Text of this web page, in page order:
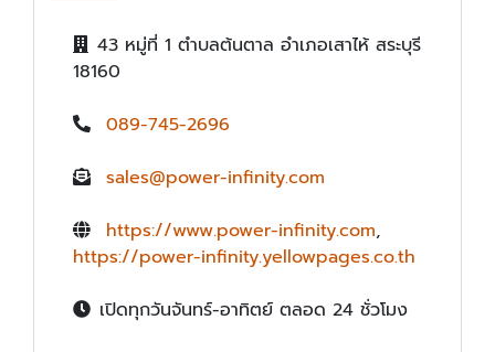
43 หมู่ที่ 1 ตำบลต้นตาล อำเภอเสาไห้ สระบุรี
18160
089-745-2696
sales@power-infinity.com
https://www.power-infinity.com,
https://power-infinity.yellowpages.co.th
เปิดทุกวันจันทร์-อาทิตย์ ตลอด 24 ชั่วโมง